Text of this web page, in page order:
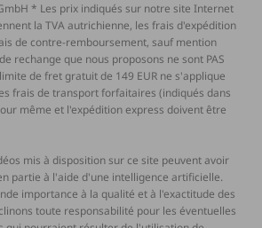
* Les prix indiqués sur notre site Internet
la TVA autrichienne, les frais d'expédition
de contre-remboursement, sauf mention
rechange que nous proposons ne sont PAS
de fret gratuit de 149 EUR ne s'applique
frais de transport forfaitaires (indiqués dans
même et l'expédition express doivent être
mis à disposition sur ce site peuvent avoir
partie à l'aide d'une intelligence artificielle.
importance à la qualité et à l'exactitude des
toute responsabilité pour les éventuelles